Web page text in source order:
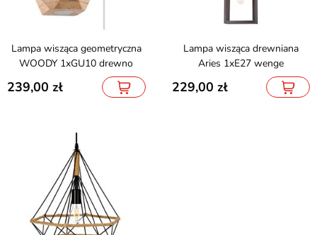
Lampa wisząca geometryczna
WOODY 1xGU10 drewno
239,00
Lampa wisząca drewniana
Aries 1xE27 wenge
229,00